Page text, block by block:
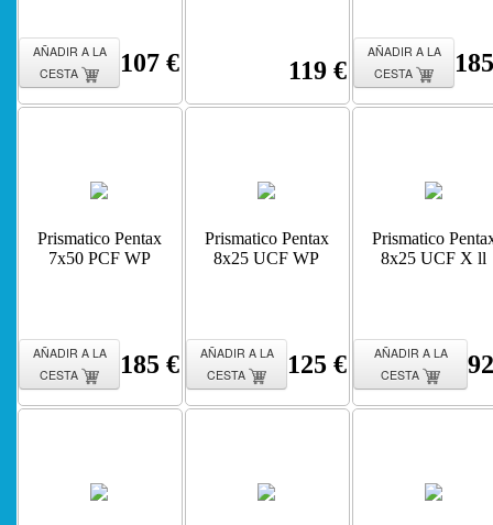
AÑADIR A LA
CESTA
107 € 119 €
AÑADIR A LA
CESTA
Prismatico Pentax
7x50 PCF WP
AÑADIR A LA
CESTA
185 €
Prismatico Pentax
8x25 UCF WP
AÑADIR A LA
CESTA
125 €
Prismatico
8x25 UCF X ll
AÑADIR A LA
CESTA